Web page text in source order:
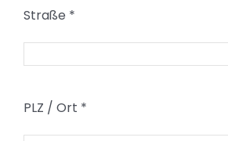
Straße *
PLZ / Ort *